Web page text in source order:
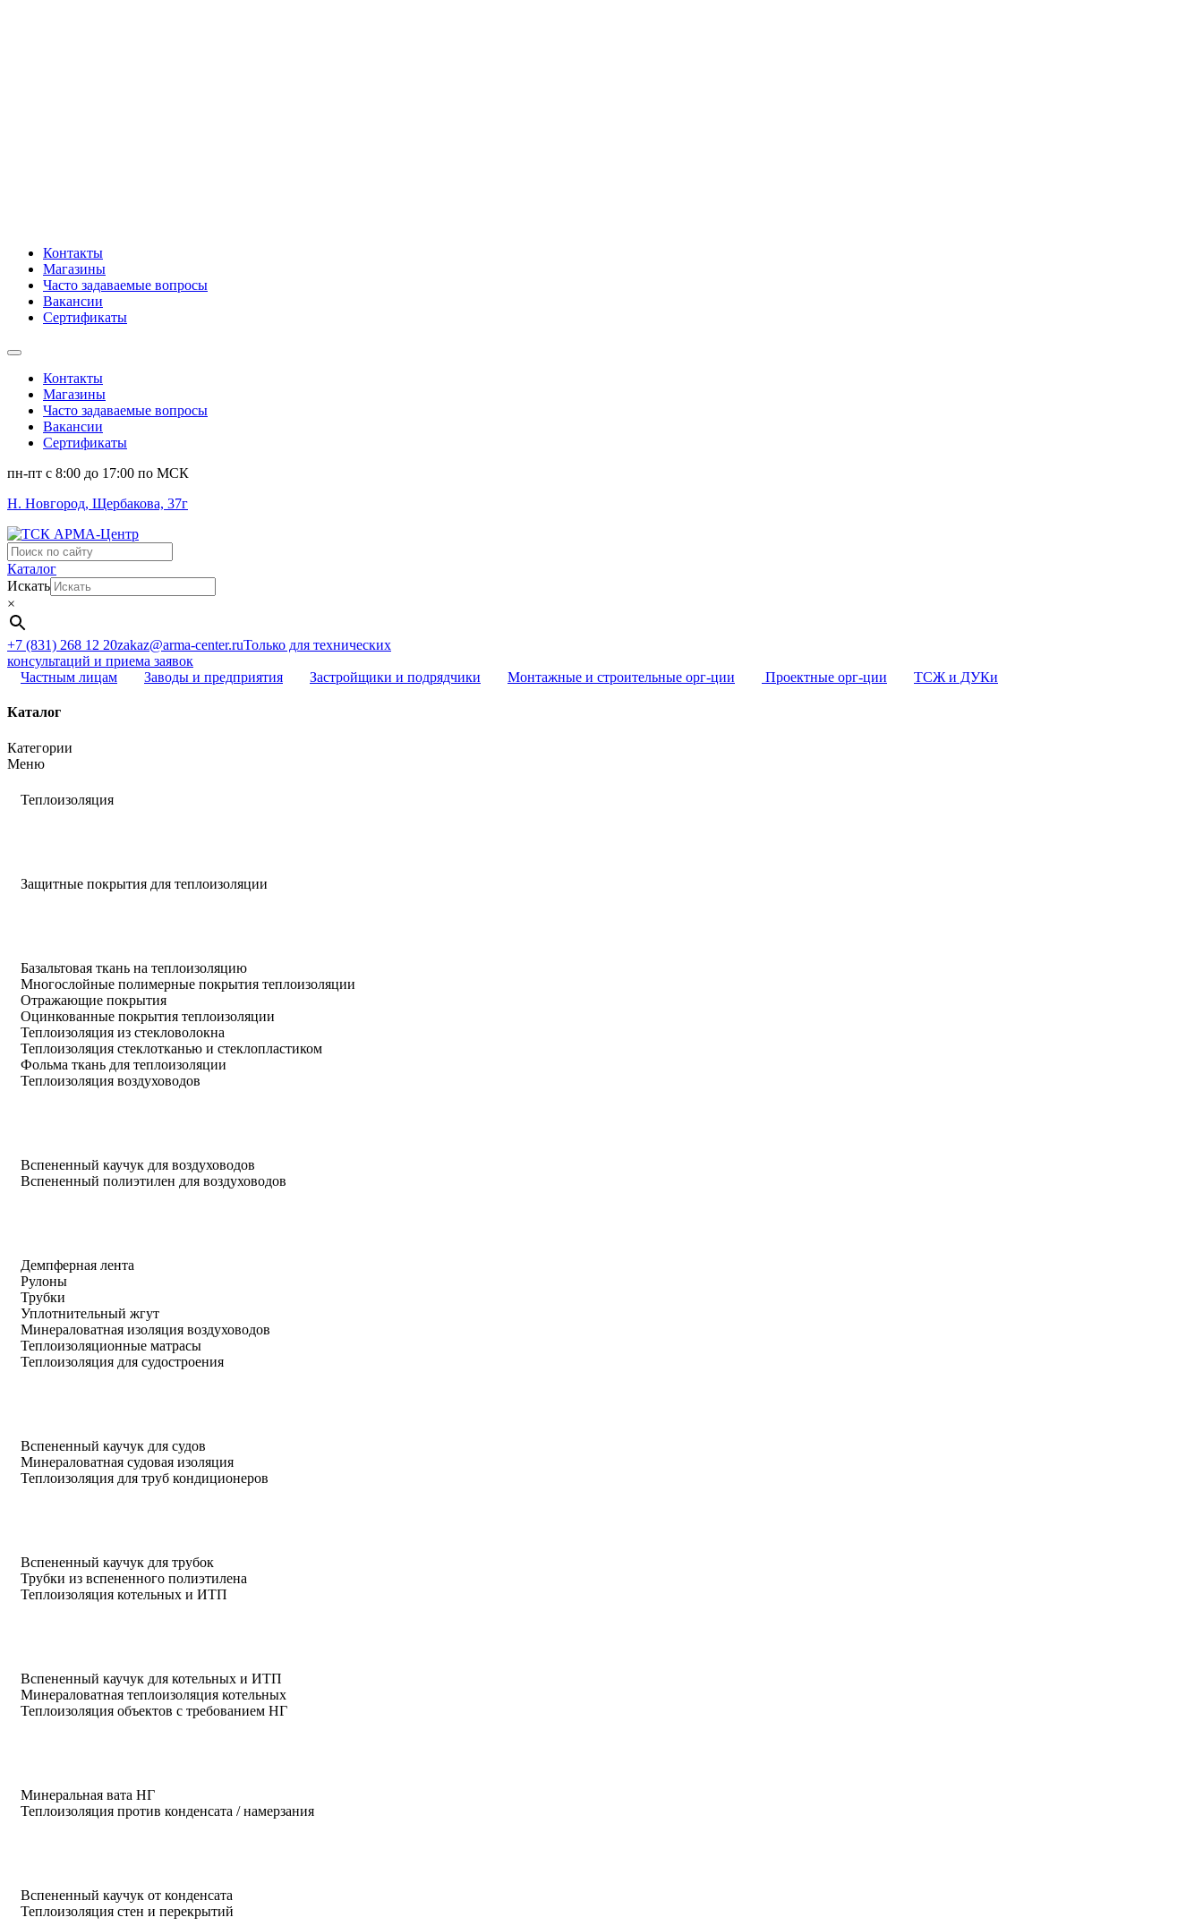
Контакты
Магазины
Часто задаваемые вопросы
Вакансии
Сертификаты
Контакты
Магазины
Часто задаваемые вопросы
Вакансии
Сертификаты
пн-пт c 8:00 до 17:00 по МСК
Н. Новгород, Щербакова, 37г
Поиск
...
Каталог
Искать
×
+7 (831) 268 12 20zakaz@arma-center.ruТолько для технических
консультаций и приема заявок
Частным лицам
Заводы и предприятия Застройщики и подрядчики Монтажные и строительные орг-ции Проектные орг-ции ТСЖ и ДУКи
Каталог
Категории
Меню
Теплоизоляция
Защитные покрытия для теплоизоляции
Базальтовая ткань на теплоизоляцию
Многослойные полимерные покрытия теплоизоляции
Отражающие покрытия
Оцинкованные покрытия теплоизоляции
Теплоизоляция из стекловолокна
Теплоизоляция стеклотканью и стеклопластиком
Фольма ткань для теплоизоляции
Теплоизоляция воздуховодов
Вспененный каучук для воздуховодов
Вспененный полиэтилен для воздуховодов
Демпферная лента
Рулоны
Трубки
Уплотнительный жгут
Минераловатная изоляция воздуховодов
Теплоизоляционные матрасы
Теплоизоляция для судостроения
Вспененный каучук для судов
Минераловатная судовая изоляция
Теплоизоляция для труб кондиционеров
Вспененный каучук для трубок
Трубки из вспененного полиэтилена
Теплоизоляция котельных и ИТП
Вспененный каучук для котельных и ИТП
Минераловатная теплоизоляция котельных
Теплоизоляция объектов с требованием НГ
Минеральная вата НГ
Теплоизоляция против конденсата / намерзания
Вспененный каучук от конденсата
Теплоизоляция стен и перекрытий